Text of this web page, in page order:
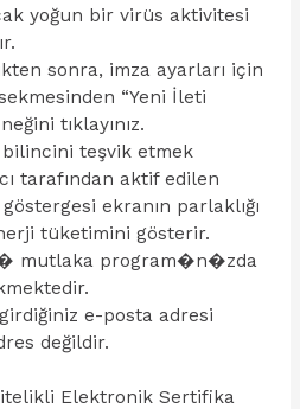
yoğun bir virüs aktivitesi
sonra, imza ayarları için
“Yeni İleti
tıklayınız.
bilincini teşvik etmek
tarafından aktif edilen
ekranın parlaklığı
tüketimini gösterir.
mutlaka program�n�zda
e-posta adresi
değildir.
Elektronik Sertifika